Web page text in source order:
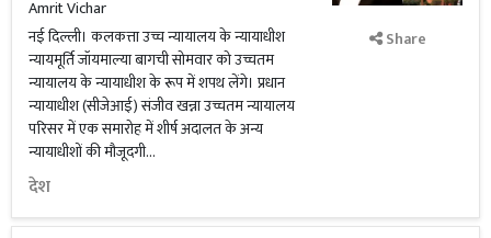
Amrit Vichar
नई दिल्ली। कलकत्ता उच्च न्यायालय के न्यायाधीश
न्यायमूर्ति जॉयमाल्या बागची सोमवार को उच्चतम
न्यायालय के न्यायाधीश के रूप में शपथ लेंगे। प्रधान
न्यायाधीश (सीजेआई) संजीव खन्ना उच्चतम न्यायालय
परिसर में एक समारोह में शीर्ष अदालत के अन्य
न्यायाधीशों की मौजूदगी...
देश
Share